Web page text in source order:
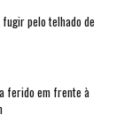
pelo telhado de
ferido em frente à